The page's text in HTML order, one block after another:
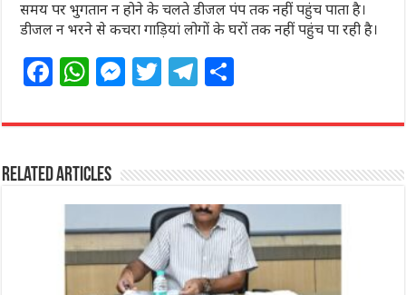
समय पर भुगतान न होने के चलते डीजल पंप तक नहीं पहुंच पाता है।
डीजल न भरने से कचरा गाड़ियां लोगों के घरों तक नहीं पहुंच पा रही है।
F
c
e
b
o
o
k
W
at
s
A
p
p
M
ss
n
g
e
r
T
itt
r
T
e
ra
m
ar
Related Articles